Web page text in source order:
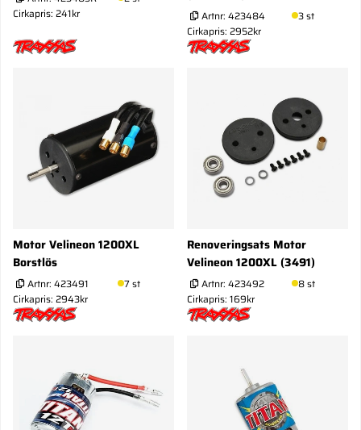
Cirkapris: 241kr
Artnr: 423484
3 st
Cirkapris: 2952kr
Motor Velineon 1200XL
Borstlös
Artnr: 423491
7 st
Cirkapris: 2943kr
Renoveringsats Motor
Velineon 1200XL (3491)
Artnr: 423492
8 st
Cirkapris: 169kr